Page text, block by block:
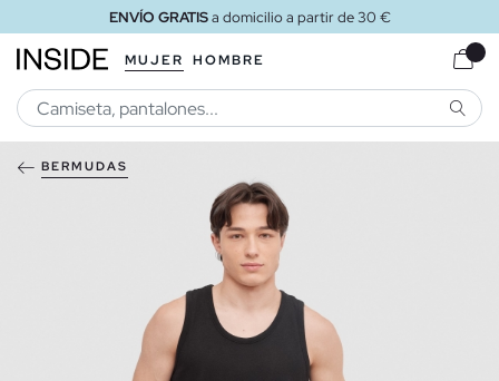
ENVÍO GRATISa domicilio a partir de 30 €
MUJER HOMBRE
BERMUDAS